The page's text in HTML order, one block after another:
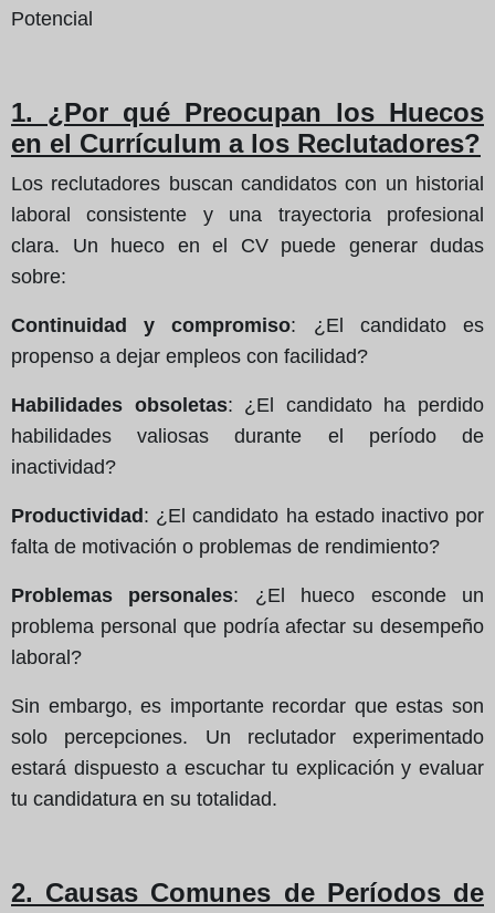
Potencial
1. ¿Por qué Preocupan los Huecos
en el Currículum a los Reclutadores?
Los reclutadores buscan candidatos con un historial
laboral consistente y una trayectoria profesional
clara. Un hueco en el CV puede generar dudas
sobre:
Continuidad y compromiso: ¿El candidato es
propenso a dejar empleos con facilidad?
Habilidades obsoletas: ¿El candidato ha perdido
habilidades valiosas durante el período de
inactividad?
Productividad: ¿El candidato ha estado inactivo por
falta de motivación o problemas de rendimiento?
Problemas personales: ¿El hueco esconde un
problema personal que podría afectar su desempeño
laboral?
Sin embargo, es importante recordar que estas son
solo percepciones. Un reclutador experimentado
estará dispuesto a escuchar tu explicación y evaluar
tu candidatura en su totalidad.
2. Causas Comunes de Períodos de